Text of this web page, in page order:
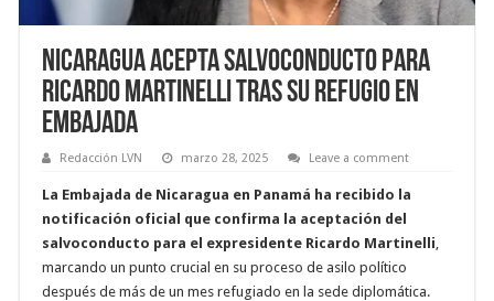
Nicaragua acepta salvoconducto para
Ricardo Martinelli tras su refugio en
embajada
Redacción LVN marzo 28, 2025 Leave a comment
La Embajada de Nicaragua en Panamá ha recibido la
notificación oficial que confirma la aceptación del
salvoconducto para el expresidente Ricardo Martinelli
marcando un punto crucial en su proceso de asilo político
después de más de un mes refugiado en la sede diplomática.